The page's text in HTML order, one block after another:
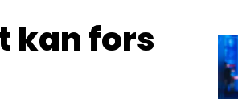
kan fors